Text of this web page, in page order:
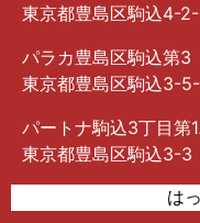
東京都豊島区駒込4-
パラカ豊島区駒込第3
東京都豊島区駒込3-
パートナ駒込3丁目第
東京都豊島区駒込3-3
は